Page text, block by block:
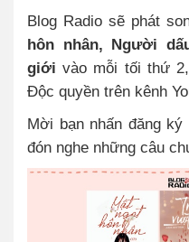
Blog Radio sẽ phát
hôn nhân, Người
giới vào mỗi tối thứ
Độc quyền trên kênh
Mời bạn nhấn đăng
đón nghe những câu